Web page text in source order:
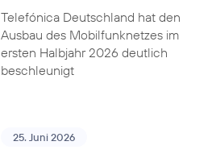
Telefónica Deutschland hat den
Ausbau des Mobilfunknetzes im
ersten Halbjahr 2026 deutlich
beschleunigt
25. Juni 2026